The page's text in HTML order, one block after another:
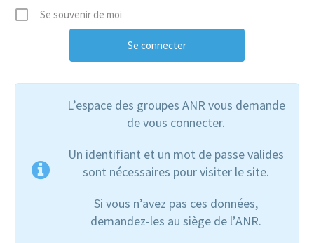
Se souvenir de moi
L’espace des groupes ANR vous demande
de vous connecter.
Un identifiant et un mot de passe valides
sont nécessaires pour visiter le site.
Si vous n’avez pas ces données,
demandez-les au siège de l’ANR.